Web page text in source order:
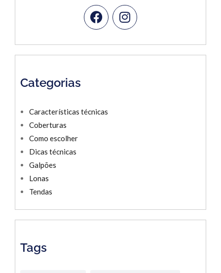
Categorias
Características técnicas
Coberturas
Como escolher
Dicas técnicas
Galpões
Lonas
Tendas
Tags